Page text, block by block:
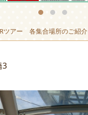
ツアー 各集合場所のご紹介
3